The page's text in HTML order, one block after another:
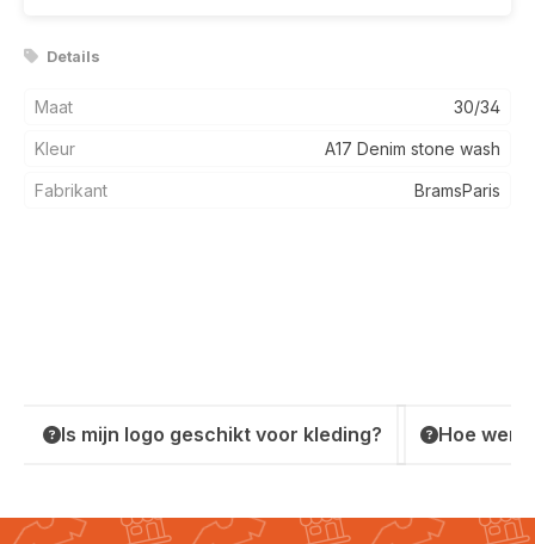
Details
Maat 30/34
Kleur A17 Denim stone wash
Fabrikant BramsParis
Is mijn logo geschikt voor kleding? Hoe